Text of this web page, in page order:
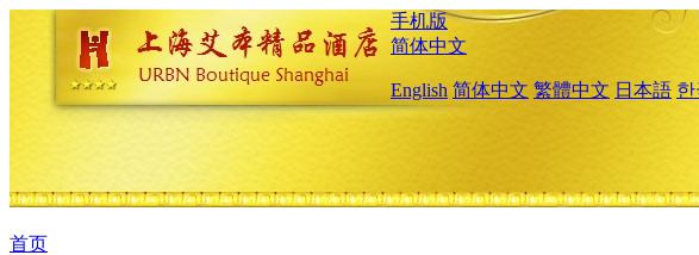
手机版
简体中文
English 简体中文 繁體中文 日本語 한
首页